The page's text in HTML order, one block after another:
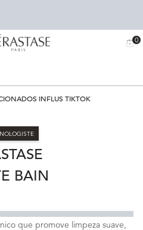
MEU
0
0
INFLUS TIKTOK
BAIN
que promove limpeza suave,